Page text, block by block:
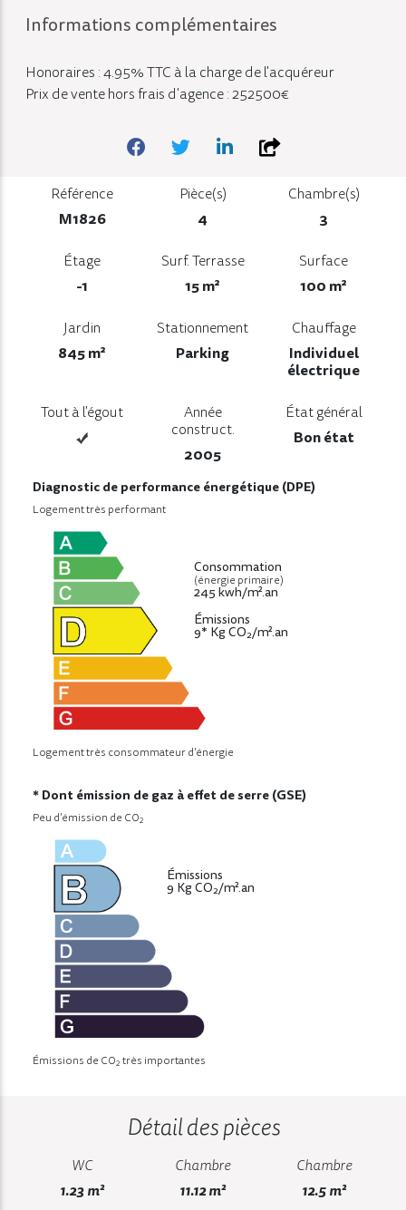
Informations complémentaires
Honoraires : 4.95% TTC à la charge de l'acquéreur
Prix de vente hors frais d'agence : 252500€
Référence
M1826
Pièce(s)
4
Chambre(s)
3
Étage
-1
Surf. Terrasse
15 m²
Surface
100 m²
Jardin
845 m²
Stationnement
Parking
Chauffage
Individuel
électrique
Tout à l'égout
Année
construct.
2005
État général
Bon état
Diagnostic de performance énergétique (DPE)
Logement très performant
Logement très consommateur d'énergie
Consommation
(énergie primaire)
245 kwh/m².an
Émissions
9* Kg CO2/m².an
* Dont émission de gaz à effet de serre (GSE)
Peu d'émission de CO2
Émissions de CO2 très importantes
Émissions
9 Kg CO2/m².an
Détail des pièces
WC
1.23 m²
Chambre
11.12 m²
Chambre
12.5 m²